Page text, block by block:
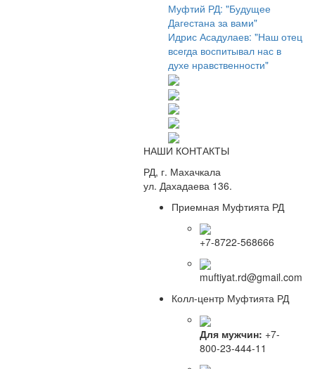
Муфтий РД: "Будущее
Дагестана за вами"
Идрис Асадулаев: "Наш отец
всегда воспитывал нас в
духе нравственности"
НАШИ КОНТАКТЫ
РД, г. Махачкала
ул. Дахадаева 136.
Приемная Муфтията РД
+7-8722-568666
muftiyat.rd@gmail.com
Колл-центр Муфтията РД
Для мужчин: +7-
800-23-444-11